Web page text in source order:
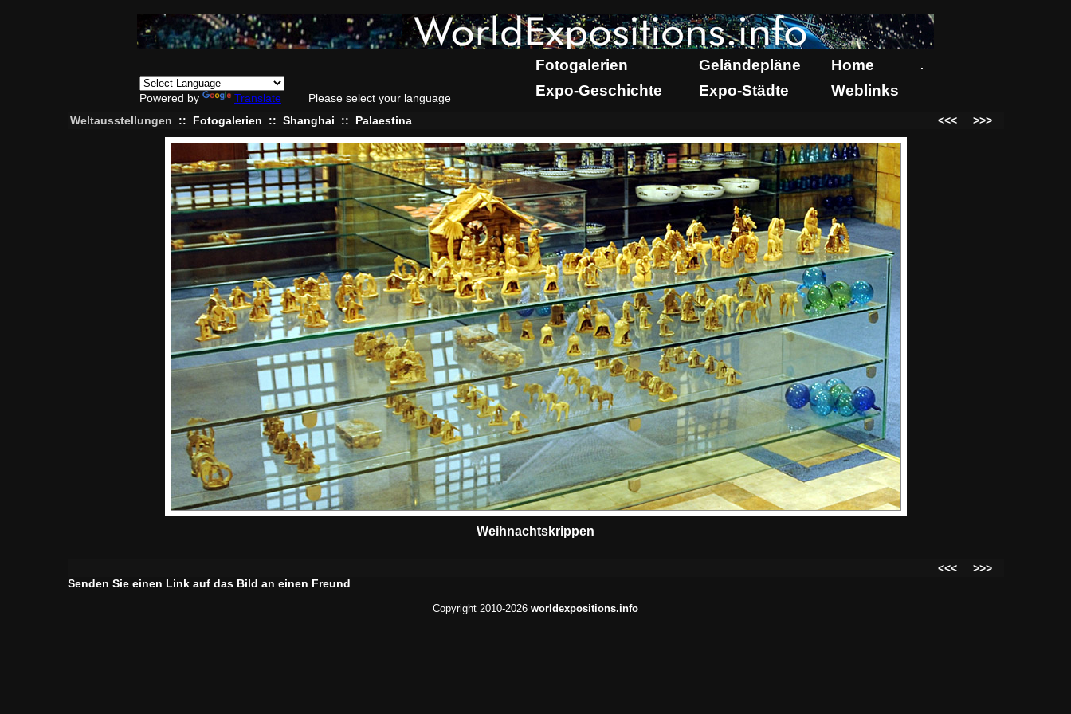
Powered by Translate Please select your language
Fotogalerien Geländepläne Home .
Expo-Geschichte Expo-Städte Weblinks
Weltausstellungen :: Fotogalerien :: Shanghai :: Palaestina <<< >>>
Weihnachtskrippen
<<<
>>>
Senden Sie einen Link auf das Bild an einen Freund
Copyright 2010-2026 worldexpositions.info